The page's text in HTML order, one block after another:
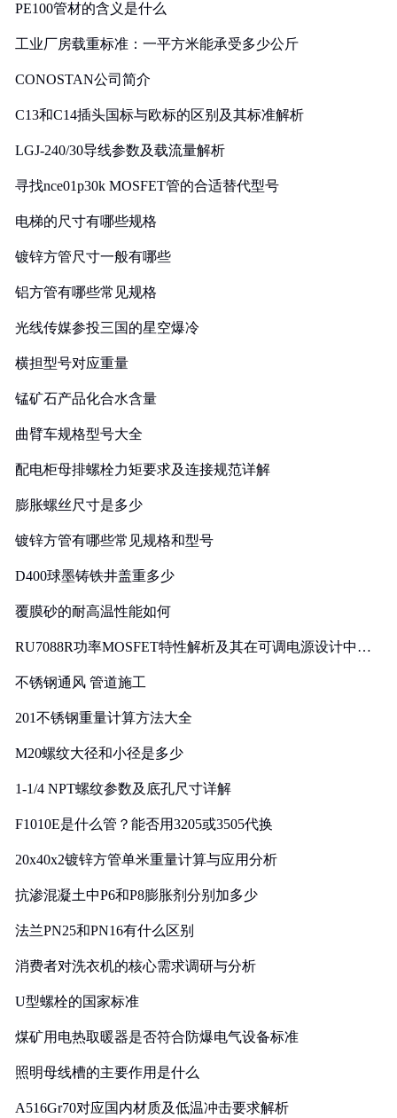
PE100管材的含义是什么
工业厂房载重标准：一平方米能承受多少公斤
CONOSTAN公司简介
C13和C14插头国标与欧标的区别及其标准解析
LGJ-240/30导线参数及载流量解析
寻找nce01p30k MOSFET管的合适替代型号
电梯的尺寸有哪些规格
镀锌方管尺寸一般有哪些
铝方管有哪些常见规格
光线传媒参投三国的星空爆冷
横担型号对应重量
锰矿石产品化合水含量
曲臂车规格型号大全
配电柜母排螺栓力矩要求及连接规范详解
膨胀螺丝尺寸是多少
镀锌方管有哪些常见规格和型号
D400球墨铸铁井盖重多少
覆膜砂的耐高温性能如何
RU7088R功率MOSFET特性解析及其在可调电源设计中的
不锈钢通风 管道施工
201不锈钢重量计算方法大全
M20螺纹大径和小径是多少
1-1/4 NPT螺纹参数及底孔尺寸详解
F1010E是什么管？能否用3205或3505代换
20x40x2镀锌方管单米重量计算与应用分析
抗渗混凝土中P6和P8膨胀剂分别加多少
法兰PN25和PN16有什么区别
消费者对洗衣机的核心需求调研与分析
U型螺栓的国家标准
煤矿用电热取暖器是否符合防爆电气设备标准
照明母线槽的主要作用是什么
A516Gr70对应国内材质及低温冲击要求解析